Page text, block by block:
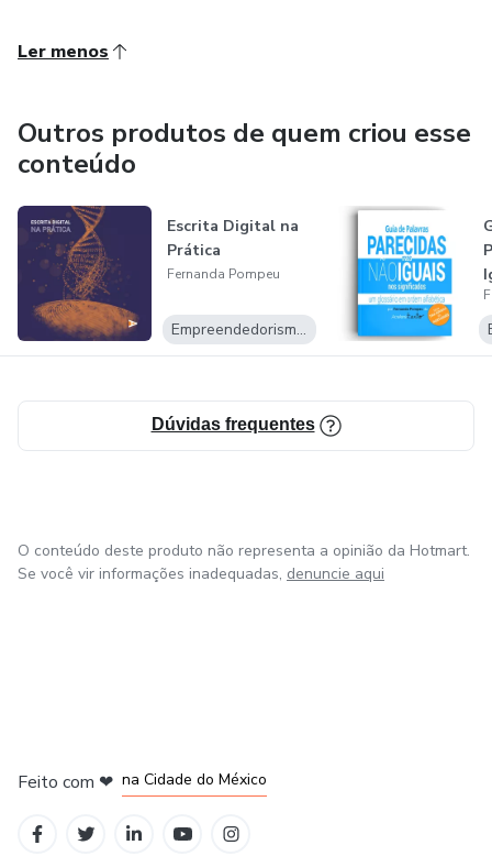
Ler menos
Outros produtos de quem criou esse
conteúdo
Escrita Digital na
Prática
Fernanda Pompeu
Empreendedorismo Digital
Dúvidas frequentes
O conteúdo deste produto não representa a opinião da Hotmart.
Se você vir informações inadequadas, denuncie aqui
Feito com ❤ na Cidade do México